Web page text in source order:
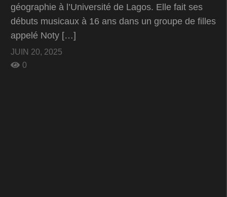
géographie à l’Université de Lagos. Elle fait ses
débuts musicaux à 16 ans dans un groupe de filles
appelé Noty […]
JUIN 20, 2025
0